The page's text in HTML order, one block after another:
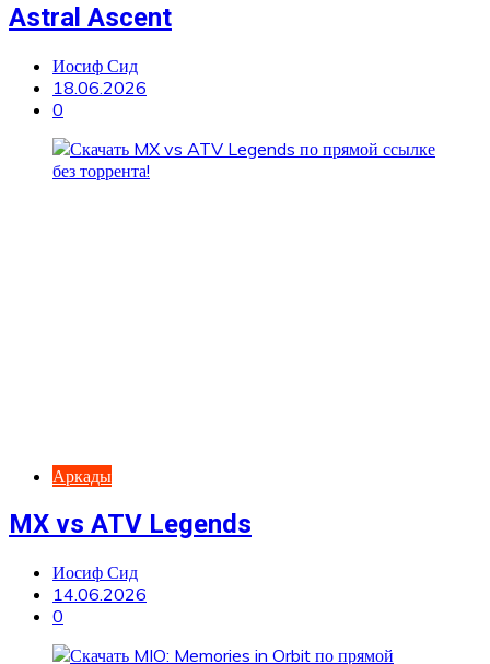
Astral Ascent
Иосиф Сид
18.06.2026
0
Аркады
MX vs ATV Legends
Иосиф Сид
14.06.2026
0